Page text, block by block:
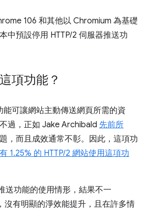
106 和其他以 Chromium 為基礎
中預設停用 HTTP/2 伺服器推送功
項功能？
能可讓網站主動傳送網頁所需的資
過，正如 Jake Archibald 先前所
，而且成效通常不彰。因此，這項功
1.25% 的 HTTP/2 網站使用這項功
送功能的使用情形，結果不一
沒有明顯的淨效能提升，且在許多情